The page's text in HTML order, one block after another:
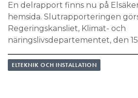
En delrapport finns nu på
hemsida. Slutrapporteringen
Regeringskansliet, Klimat- och
näringslivsdepartementet, den
ELTEKNIK OCH INSTALLATION